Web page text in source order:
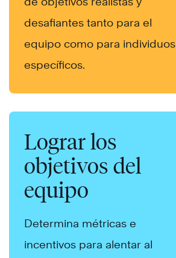
desafiantes tanto para el
equipo como para individuos
específicos.
Lograr los
objetivos del
equipo
Determina métricas e
incentivos para alentar al